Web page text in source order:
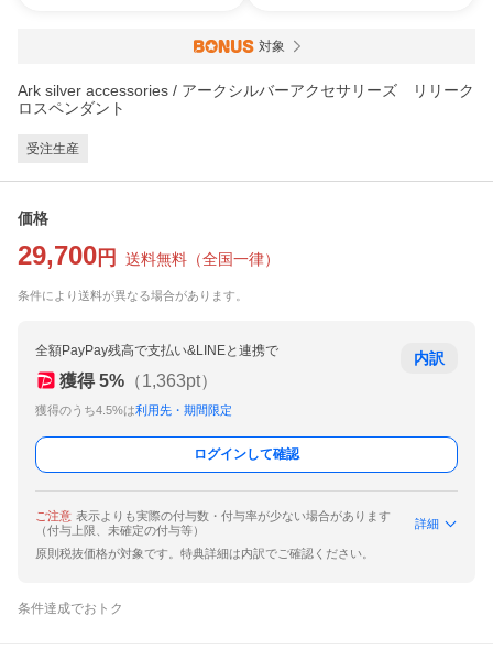
対象
Ark silver accessories / アークシルバーアクセサリーズ リリーク
ロスペンダント
受注生産
価格
29,700 円 送料無料 （全国一律）
条件により送料が異なる場合があります。
全額PayPay残高で支払い&LINEと連携で
獲得 5% （1,363pt）
獲得のうち4.5%は利用先・期間限定
内訳
ログインして確認
ご注意 表示よりも実際の付与数・付与率が少ない場合があります
（付与上限、未確定の付与等）
詳細
原則税抜価格が対象です。特典詳細は内訳でご確認ください。
条件達成でおトク